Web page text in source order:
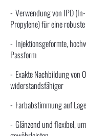
Verwendung von IPD
Propylene) für eine
Injektionsgeformte,
Passform
Exakte Nachbildung von
widerstandsfähiger
Farbabstimmung auf
Glänzend und flexibel,